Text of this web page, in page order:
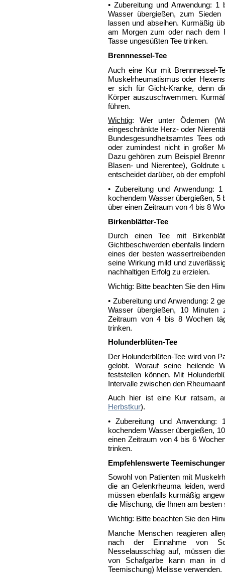
• Zubereitung und Anwendung:
Wasser übergießen, zum
lassen und abseihen. Kurmäßig
am Morgen zum oder nach dem
Tasse ungesüßten Tee trinken.
Brennnessel-Tee
Auch eine Kur mit Brennnessel-
Muskelrheumatismus oder
er sich für Gicht-Kranke, denn
Körper auszuschwemmen.
führen.
Wichtig: Wer unter Ödemen
eingeschränkte Herz- oder
Bundesgesundheitsamtes Tees
oder zumindest nicht in großer
Dazu gehören zum Beispiel
Blasen- und Nierentee), Goldrute
entscheidet darüber, ob der
• Zubereitung und Anwendung:
kochendem Wasser übergießen, 5
über einen Zeitraum von 4 bis 8
Birkenblätter-Tee
Durch einen Tee mit
Gichtbeschwerden ebenfalls
eines der besten
seine Wirkung mild und
nachhaltigen Erfolg zu erzielen.
Wichtig: Bitte beachten Sie den
• Zubereitung und Anwendung: 2
Wasser übergießen, 10 Minuten
Zeitraum von 4 bis 8 Wochen
trinken.
Holunderblüten-Tee
Der Holunderblüten-Tee wird von
gelobt. Worauf seine heilende
feststellen können. Mit
Intervalle zwischen den
Auch hier ist eine Kur ratsam,
Herbstkur).
• Zubereitung und Anwendung:
kochendem Wasser übergießen,
einen Zeitraum von 4 bis 6
trinken.
Empfehlenswerte
Sowohl von Patienten mit
die an Gelenkrheuma leiden,
müssen ebenfalls kurmäßig
die Mischung, die Ihnen am
Wichtig: Bitte beachten Sie den
Manche Menschen reagieren
nach der Einnahme von
Nesselausschlag auf, müssen
von Schafgarbe kann man in
Teemischung) Melisse verwenden.